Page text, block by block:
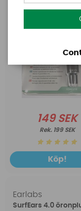
149 SEK
199 SEK
Köp!
Earlabs
SurfEars 4.0